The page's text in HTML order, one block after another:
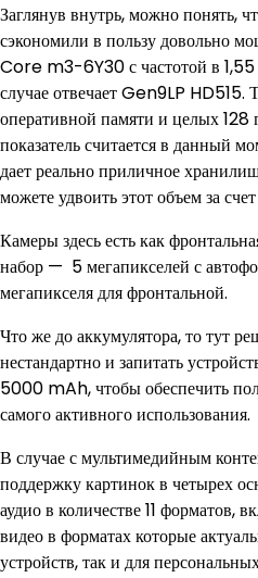
Заглянув внутрь, можно понять,
сэкономили в пользу довольно
Core m3-6Y30 с частотой в 1,55
случае отвечает Gen9LP
оперативной памяти и целых 128
показатель считается в данный
дает реально приличное
можете удвоить этот объем за
Камеры здесь есть как
набор — 5 мегапикселей с
мегапикселя для фронтальной.
Что же до аккумулятора, то тут
нестандартно и запитать
5000 mAh, чтобы обеспечить
самого активного использования.
В случае с мультимедийным
поддержку картинок в четырех
аудио в количестве 11 форматов,
видео в форматах которые
устройств, так и для